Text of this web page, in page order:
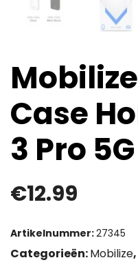
Case
3 Pro
€12.99
Artikelnummer:27345
Categorieën:Mobilize,